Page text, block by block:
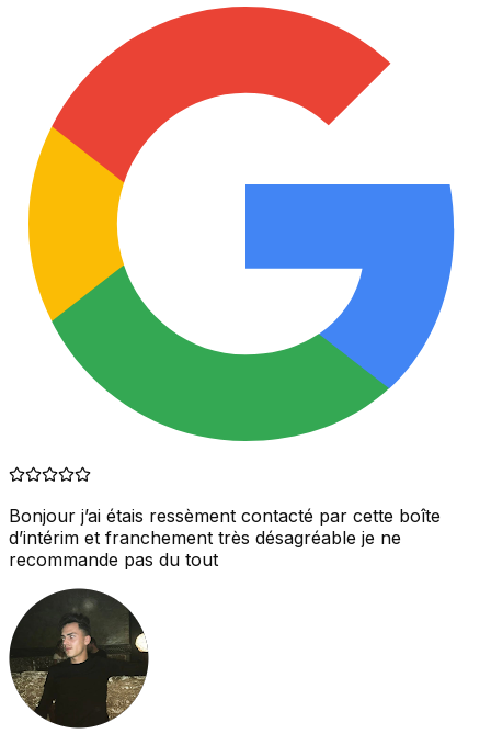
Bonjour j’ai étais ressèment contacté par cette boîte
d’intérim et franchement très désagréable je ne
recommande pas du tout